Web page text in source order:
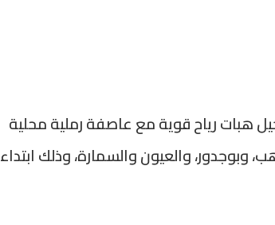
هبات رياح قوية مع عاصفة رملية محلية
وبوجدور، والعيون والسمارة، وذلك ابتداء